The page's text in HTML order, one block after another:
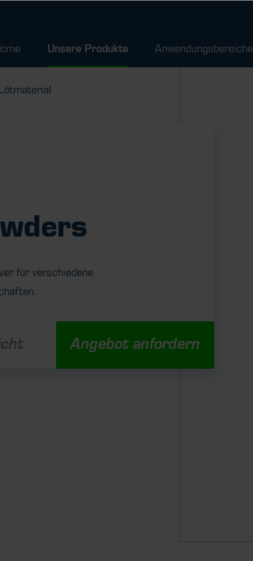
Unsere Produkte Anwendungsbereiche
Lötmaterial
für verschiedene
Angebot anfordern